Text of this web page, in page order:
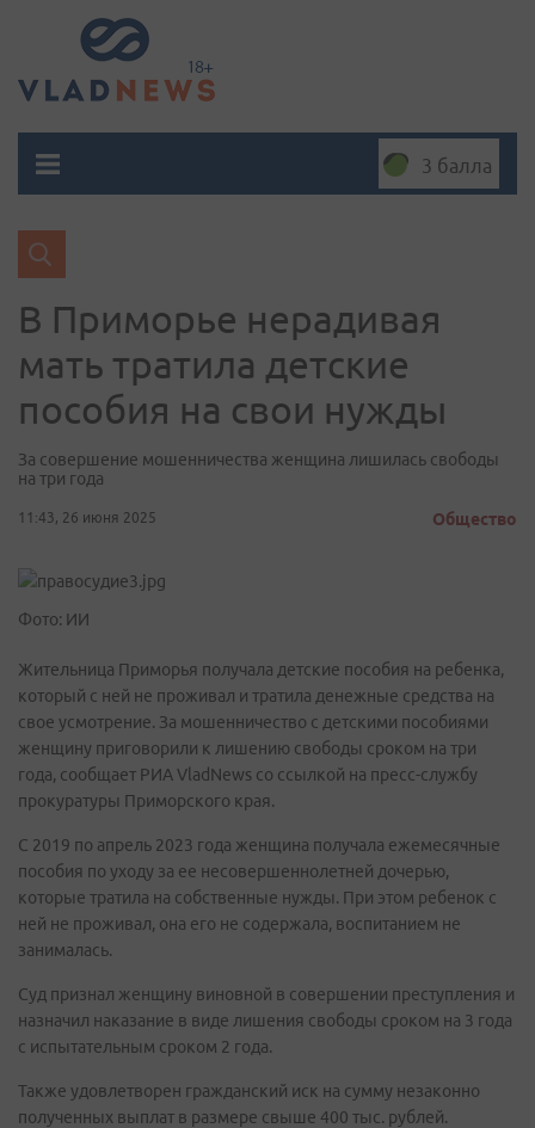
3 балла
В Приморье нерадивая
мать тратила детские
пособия на свои нужды
За совершение мошенничества женщина лишилась свободы
на три года
11:43, 26 июня 2025 Общество
Фото: ИИ
Жительница Приморья получала детские пособия на ребенка,
который с ней не проживал и тратила денежные средства на
свое усмотрение. За мошенничество с детскими пособиями
женщину приговорили к лишению свободы сроком на три
года, сообщает РИА VladNews со ссылкой на пресс-службу
прокуратуры Приморского края.
С 2019 по апрель 2023 года женщина получала ежемесячные
пособия по уходу за ее несовершеннолетней дочерью,
которые тратила на собственные нужды. При этом ребенок с
ней не проживал, она его не содержала, воспитанием не
занималась.
Суд признал женщину виновной в совершении преступления и
назначил наказание в виде лишения свободы сроком на 3 года
с испытательным сроком 2 года.
Также удовлетворен гражданский иск на сумму незаконно
полученных выплат в размере свыше 400 тыс. рублей.